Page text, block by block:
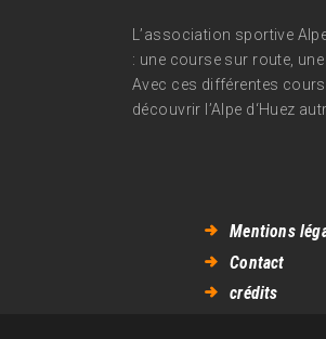
L’association sportive
: une course sur route,
Avec ces différentes
découvrir l’Alpe d‘Huez
Mentions
Contact
crédits